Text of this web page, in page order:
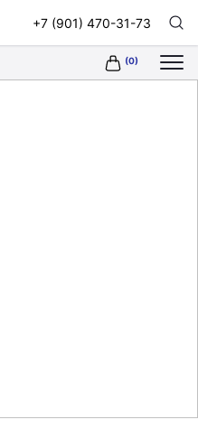
+7 (901) 470-31-73